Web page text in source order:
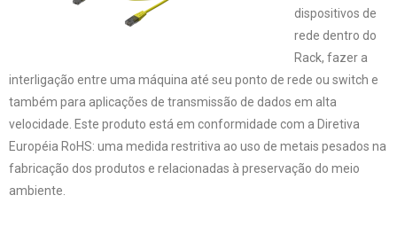
dispositivos de
rede dentro do
Rack, fazer a
interligação entre uma máquina até seu ponto de rede ou switch e
também para aplicações de transmissão de dados em alta
velocidade. Este produto está em conformidade com a Diretiva
Européia RoHS: uma medida restritiva ao uso de metais pesados na
fabricação dos produtos e relacionadas à preservação do meio
ambiente.